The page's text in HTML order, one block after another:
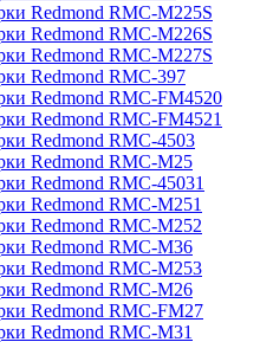
Redmond RMC-M225S
Redmond RMC-M226S
Redmond RMC-M227S
Redmond RMC-397
Redmond RMC-FM4520
Redmond RMC-FM4521
Redmond RMC-4503
Redmond RMC-M25
Redmond RMC-45031
Redmond RMC-M251
Redmond RMC-M252
Redmond RMC-M36
Redmond RMC-M253
Redmond RMC-M26
Redmond RMC-FM27
Redmond RMC-M31